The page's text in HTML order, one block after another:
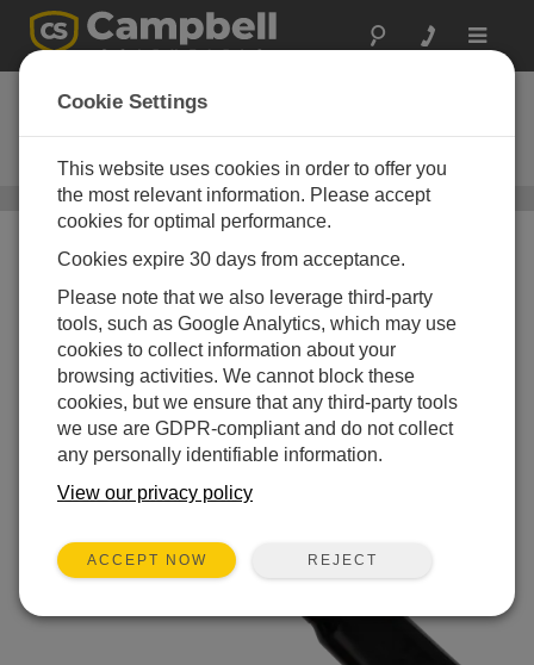
Toggle
SurfaceVue 10
非接触の固定式路面状態および温
度センサ
表面温度センサ/ SurfaceVue 10
Cookie Settings
This website uses cookies in order to offer you
the most relevant information. Please accept
cookies for optimal performance.
Cookies expire 30 days from acceptance.
Please note that we also leverage third-party
tools, such as Google Analytics, which may use
cookies to collect information about your
browsing activities. We cannot block these
cookies, but we ensure that any third-party tools
we use are GDPR-compliant and do not collect
any personally identifiable information.
View our privacy policy
ACCEPT NOW REJECT